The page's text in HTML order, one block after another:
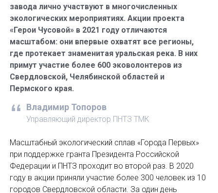
завода лично участвуют в многочисленных
экологических мероприятиях. Акции проекта
«Герои Чусовой» в 2021 году отличаются
масштабом: они впервые охватят все регионы,
где протекает знаменитая уральская река. В них
примут участие более 600 эковолонтеров из
Свердловской, Челябинской областей и
Пермского края.
Владимир Топоров
Управляющий директор ПНТЗ ТМК
Масштабный экологический сплав «Города Первых»
при поддержке гранта Президента Российской
Федерации и ПНТЗ проходит во второй раз. В 2020
году в акции приняли участие более 300 человек из 10
городов Свердловской области. За один день